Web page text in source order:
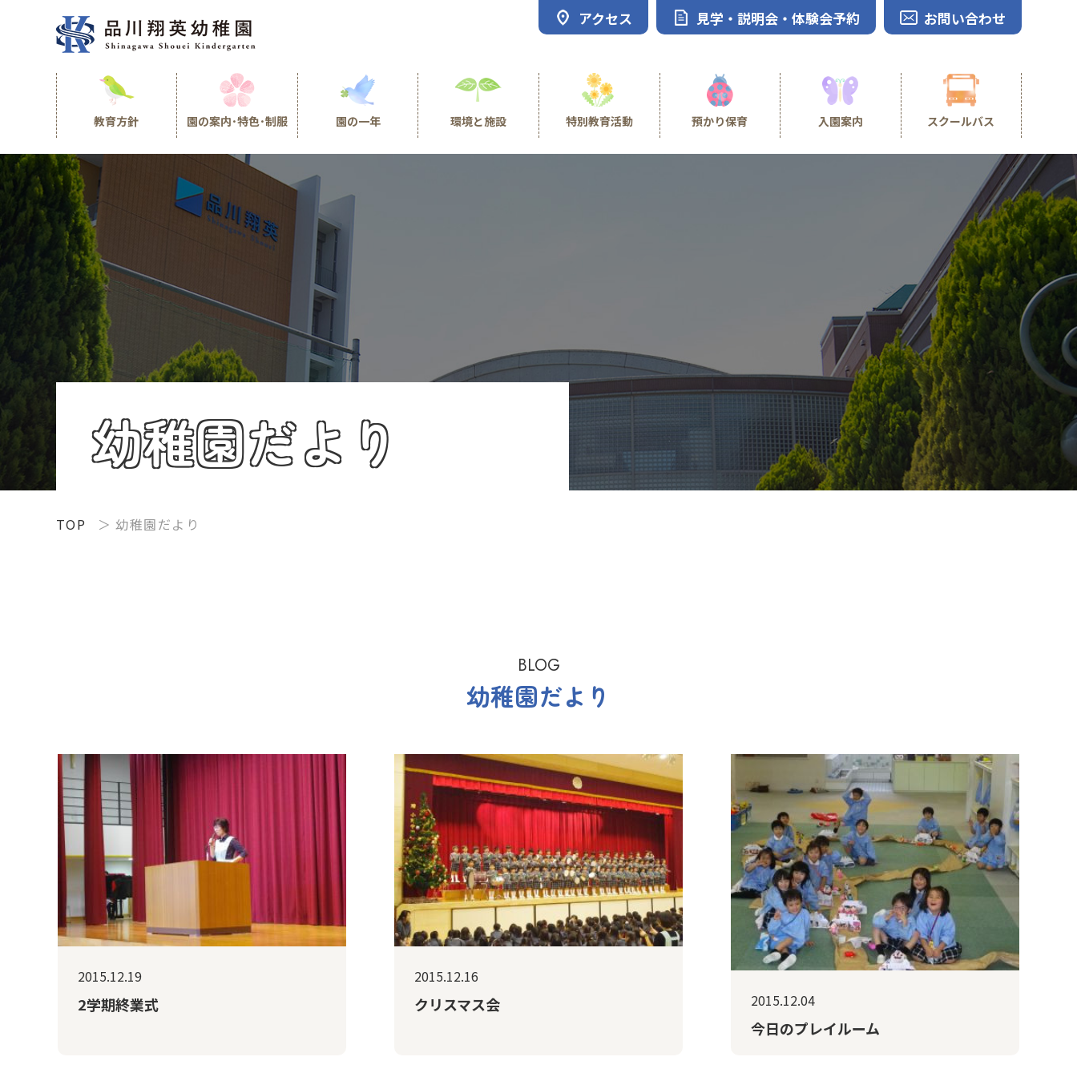
アクセス 見学・説明会・体験会予約 お問い合わせ
教育方針 園の案内･特色･制服 園の一年 環境と施設 特別教育活動 預かり保育 入園案内 スクールバス
幼稚園だより
TOP 幼稚園だより
BLOG
幼稚園だより
2015.12.19
2学期終業式
2015.12.16
クリスマス会 2015.12.04
今日のプレイルーム